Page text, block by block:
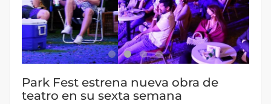
Park Fest estrena nueva obra de
teatro en su sexta semana